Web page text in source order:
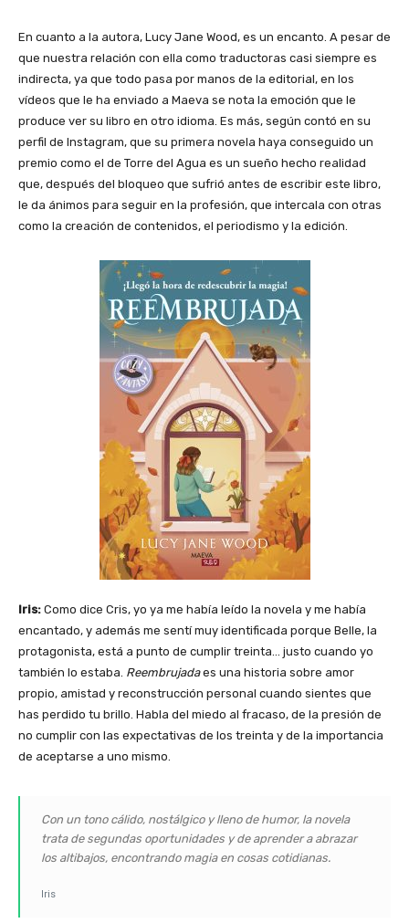
En cuanto a la autora, Lucy Jane Wood, es un encanto. A pesar de
que nuestra relación con ella como traductoras casi siempre es
indirecta, ya que todo pasa por manos de la editorial, en los
vídeos que le ha enviado a Maeva se nota la emoción que le
produce ver su libro en otro idioma. Es más, según contó en su
perfil de Instagram, que su primera novela haya conseguido un
premio como el de Torre del Agua es un sueño hecho realidad
que, después del bloqueo que sufrió antes de escribir este libro,
le da ánimos para seguir en la profesión, que intercala con otras
como la creación de contenidos, el periodismo y la edición.
Iris: Como dice Cris, yo ya me había leído la novela y me había
encantado, y además me sentí muy identificada porque Belle, la
protagonista, está a punto de cumplir treinta… justo cuando yo
también lo estaba. Reembrujadaes una historia sobre amor
propio, amistad y reconstrucción personal cuando sientes que
has perdido tu brillo. Habla del miedo al fracaso, de la presión de
no cumplir con las expectativas de los treinta y de la importancia
de aceptarse a uno mismo.
Con un tono cálido, nostálgico y lleno de humor, la novela
trata de segundas oportunidades y de aprender a abrazar
los altibajos, encontrando magia en cosas cotidianas.
Iris